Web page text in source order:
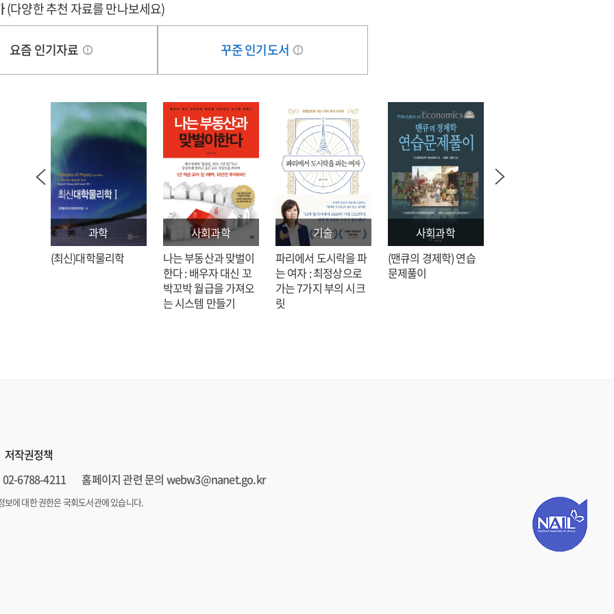
(다양한 추천 자료를 만나보세요)
요즘 인기자료 꾸준 인기도서
과학
(최신)대학물리학
사회과학
나는 부동산과 맞벌이
한다 : 배우자 대신 꼬
박꼬박 월급을 가져오
는 시스템 만들기
기술
파리에서 도시락을 파
는 여자 : 최정상으로
가는 7가지 부의 시크
릿
사회과학
(맨큐의 경제학) 연습
문제풀이
저작권정책
02-6788-4211 홈페이지 관련 문의 webw3@nanet.go.kr
에 대한 권한은 국회도서관에 있습니다.